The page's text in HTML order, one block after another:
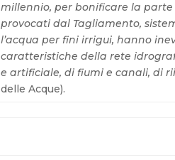
millennio, per bonificare la
provocati dal Tagliamento,
l’acqua per fini irrigui, hanno
caratteristiche della rete
e artificiale, di fiumi e canali, di
delle Acque).